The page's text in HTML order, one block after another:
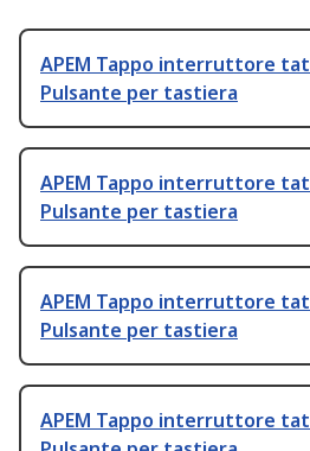
APEM Tappo interruttore
Pulsante per tastiera
APEM Tappo interruttore
Pulsante per tastiera
APEM Tappo interruttore
Pulsante per tastiera
APEM Tappo interruttore